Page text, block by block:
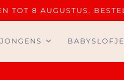
TOT 8 AUGUSTUS.
JONGENS